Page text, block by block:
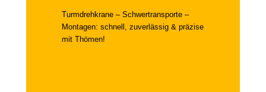
Turmdrehkrane – Schwertransporte –
Montagen: schnell, zuverlässig & präzise
mit Thömen!